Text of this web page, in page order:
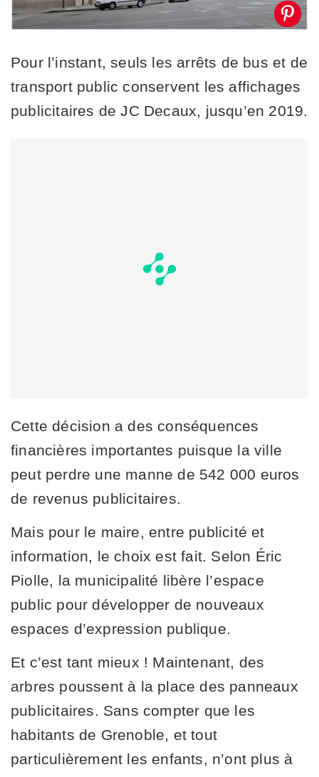
Pour l’instant, seuls les arrêts de bus et de
transport public conservent les affichages
publicitaires de JC Decaux, jusqu’en 2019.
Cette décision a des conséquences
financières importantes puisque la ville
peut perdre une manne de 542 000 euros
de revenus publicitaires.
Mais pour le maire, entre publicité et
information, le choix est fait. Selon Éric
Piolle, la municipalité libère l’espace
public pour développer de nouveaux
espaces d’expression publique.
Et c’est tant mieux ! Maintenant, des
arbres poussent à la place des panneaux
publicitaires. Sans compter que les
habitants de Grenoble, et tout
particulièrement les enfants, n’ont plus à